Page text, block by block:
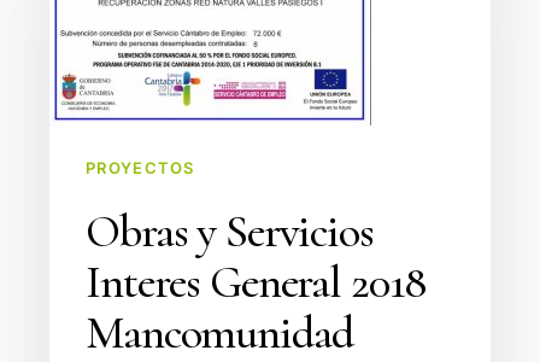
General
2018
Mancomunidad
PROYECTOS
Obras y Servicios
Interes General 2018
Mancomunidad